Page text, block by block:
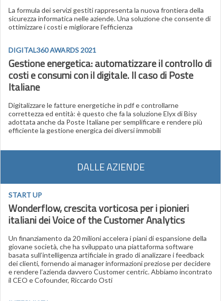
La formula dei servizi gestiti rappresenta la nuova frontiera della
sicurezza informatica nelle aziende. Una soluzione che consente di
ottimizzare i costi e migliorare l’efficienza
DIGITAL360 AWARDS 2021
Gestione energetica: automatizzare il controllo di
costi e consumi con il digitale. Il caso di Poste
Italiane
Digitalizzare le fatture energetiche in pdf e controllarne
correttezza ed entità: è questo che fa la soluzione Elyx di Bisy
adottata anche da Poste Italiane per semplificare e rendere più
efficiente la gestione energica dei diversi immobili
DALLE AZIENDE
START UP
Wonderflow, crescita vorticosa per i pionieri
italiani dei Voice of the Customer Analytics
Un finanziamento da 20 milioni accelera i piani di espansione della
giovane società, che ha sviluppato una piattaforma software
basata sull’intelligenza artificiale in grado di analizzare i feedback
dei clienti, fornendo ai manager informazioni preziose per decidere
e rendere l’azienda davvero Customer centric. Abbiamo incontrato
il CEO e Cofounder, Riccardo Osti